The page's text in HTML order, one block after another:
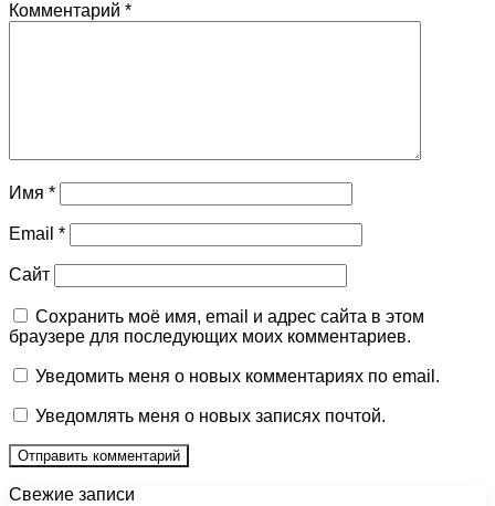
Комментарий *
Имя *
Email *
Сайт
Сохранить моё имя, email и адрес сайта в этом
браузере для последующих моих комментариев.
Уведомить меня о новых комментариях по email.
Уведомлять меня о новых записях почтой.
Свежие записи